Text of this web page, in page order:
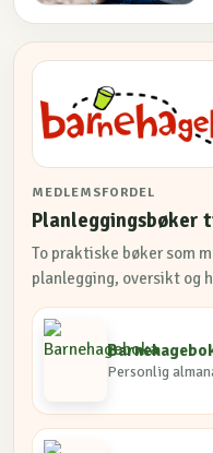
MEDLEMSFORDEL
Planleggingsbøker
To praktiske bøker som
planlegging, oversikt og
Personlig